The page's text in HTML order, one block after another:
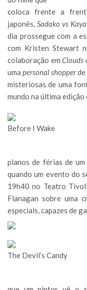
coloca frente a
japonês, Sadako vs
dia prossegue com a
com Kristen Stewart
colaboração emClouds
uma personal shopperde
misteriosas de uma
mundo na última
Before I Wake
planos de férias de
quando um evento do
19h40 no Teatro
Flanagan sobre uma
especiais, capazes de
The Devil’s Candy